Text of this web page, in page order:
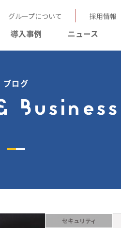
グループについて 採用情報
導入事例 ニュース
ブログ
セキュリティ